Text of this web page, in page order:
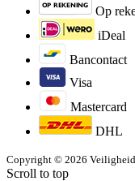
Op
iDeal
Bancontact
Visa
Mastercard
DHL
Copyright © 2026
Scroll to top